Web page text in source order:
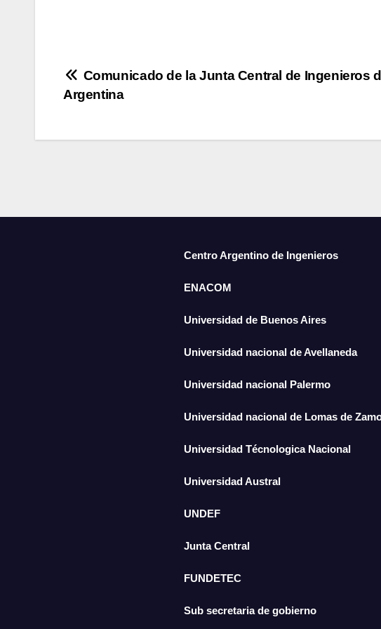
Comunicado de la Junta Central de Ingenieros
Argentina
Centro Argentino de Ingenieros
ENACOM
Universidad de Buenos Aires
Universidad nacional de Avellaneda
Universidad nacional Palermo
Universidad nacional de Lomas de
Universidad Técnologica Nacional
Universidad Austral
UNDEF
Junta Central
FUNDETEC
Sub secretaria de gobierno